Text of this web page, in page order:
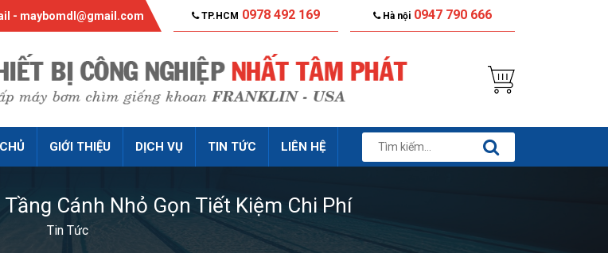
- maybomdl@gmail.com TP.HCM 0978 492 169 Hà nội 0947 790 666
GIỚI THIỆU DỊCH VỤ TIN TỨC LIÊN HỆ
Cánh Nhỏ Gọn Tiết Kiệm Chi Phí
Tin Tức